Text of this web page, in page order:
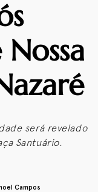
será revelado
Santuário.
Campos